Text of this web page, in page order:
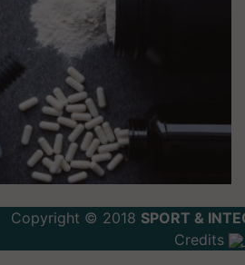
Copyright © 2018 SPORT &
Credits